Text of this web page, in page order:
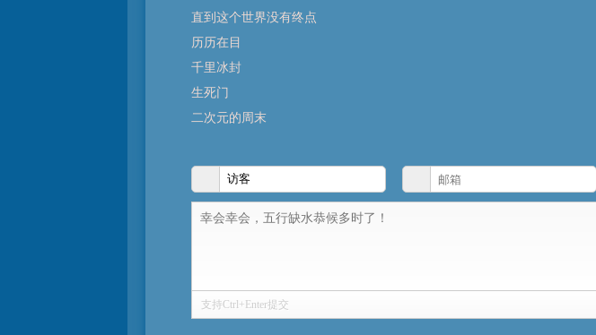
直到这个世界没有终点
历历在目
千里冰封
生死门
二次元的周末
支持Ctrl+Enter提交